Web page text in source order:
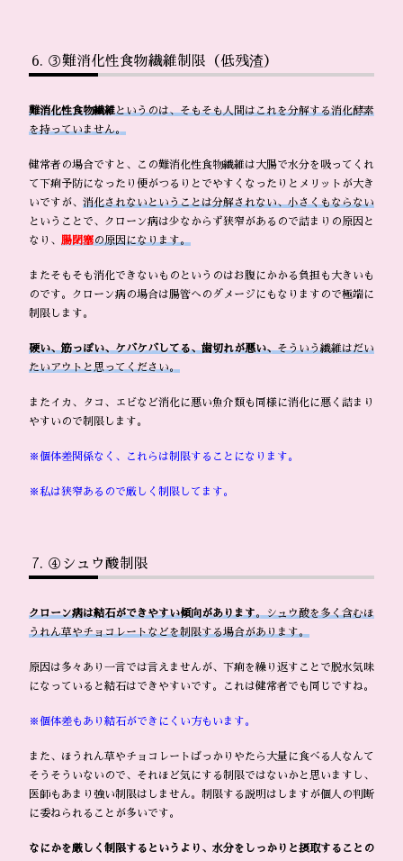
③難消化性食物繊維制限（低残渣）
難消化性食物繊維というのは、そもそも人間はこれを分解する消化酵素
を持っていません。
健常者の場合ですと、この難消化性食物繊維は大腸で水分を吸ってくれ
て下痢予防になったり便がつるりとでやすくなったりとメリットが大き
いですが、 消化されないということは分解されない、小さくもならない
ということで、クローン病は少なからず狭窄があるので詰まりの原因と
なり、 腸閉塞の原因になります。
またそもそも消化できないものというのはお腹にかかる負担も大きいも
のです。クローン病の場合は腸管へのダメージにもなりますので極端に
制限します。
硬い、筋っぽい、ケバケバしてる、歯切れが悪い、そういう繊維はだい
たいアウトと思ってください。
またイカ、タコ、エビなど消化に悪い魚介類も同様に消化に悪く詰まり
やすいので制限します。
※個体差関係なく、これらは制限することになります。
※私は狭窄あるので厳しく制限してます。
④シュウ酸制限
クローン病は結石ができやすい傾向があります。シュウ酸を多く含むほ
うれん草やチョコレートなどを制限する場合があります。
原因は多々あり一言では言えませんが、下痢を繰り返すことで脱水気味
になっていると結石はできやすいです。これは健常者でも同じですね。
※個体差もあり結石ができにくい方もいます。
また、ほうれん草やチョコレートばっかりやたら大量に食べる人なんて
そうそういないので、それほど気にする制限ではないかと思いますし、
医師もあまり強い制限はしません。制限する説明はしますが個人の判断
に委ねられることが多いです。
なにかを厳しく制限するというより、水分をしっかりと摂取することの